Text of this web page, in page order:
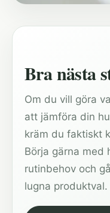
Bra nästa
Om du vill göra
att jämföra din
kräm du faktiskt
Börja gärna med
rutinbehov och
lugna produktval.